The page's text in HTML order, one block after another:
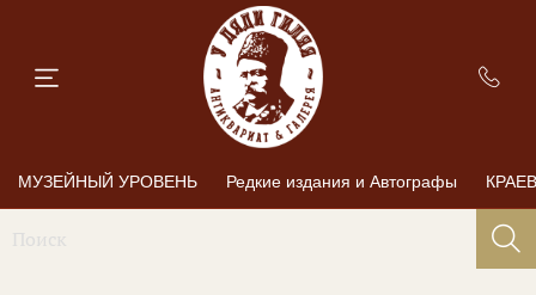
МУЗЕЙНЫЙ УРОВЕНЬ Редкие издания и Автографы